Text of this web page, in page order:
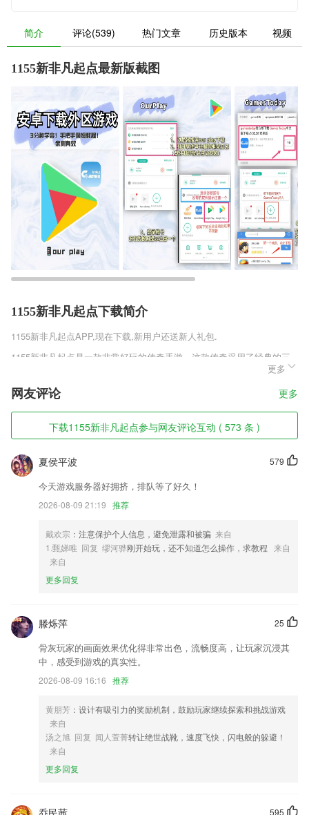
简介 评论(539) 热门文章 历史版本 视频
1155新非凡起点最新版截图
1155新非凡起点下载简介
1155新非凡起点APP,现在下载,新用户还送新人礼包.
1155新非凡起点是一款非常好玩的传奇手游，这款传奇采用了经典的三
职业设定，远古三大职业悉数回归，数据进行了调整，变得更加强大，不
仅如此，不仅是外观，就连技能的特效都变得更加炫酷了，喜欢这款传奇
的玩家一定不能错过，快来下载这款游戏体验一下吧。
1155新非凡起点软件特色
1,科室医生
2,全面的汽车资讯；
3,同一问题思考不同解决方法。对与数学有关的事物保持好奇心，保持良
好的专注力和自控力
5,【线路引导】合理规划路线,一键导航至停车场,快速准确
6,支持从Android 5以上的所有版本，兼容性超好
1155新非凡起点软件优势
“教、学、练、测、评”等于一体的一站式编程学习平台
2.★仿真墨水笔迹光滑流畅，不是那些粗糙模仿的软件能比的。
3.·同步练习：检测知识掌握情况。
4.解决交通、路程、拥堵;效率提高快 方便轻松,在家就可以陪练,帮助家
5.支撑经过搜索的方法查找想要学习的国学文章，以文章的名称为条件即
6.可以在平台上进行签到，还可以提前规划教学计划。
1155新非凡起点更新了什么?
更多
网友评论 更多
下载1155新非凡起点参与网友评论互动 ( 573 条 )
579
夏侯平波
今天游戏服务器好拥挤，排队等了好久！
2026-08-09 21:19 推荐
戴欢宗 ：注意保护个人信息，避免泄露和被骗 来自
1.甄娣唯 回复 缪河骅刚开始玩，还不知道怎么操作，求教程 来自
来自
更多回复
25
滕烁萍
骨灰玩家的画面效果优化得非常出色，流畅度高，让玩家沉浸其
中，感受到游戏的真实性。
2026-08-09 16:16 推荐
黄朋芳 ：设计有吸引力的奖励机制，鼓励玩家继续探索和挑战游戏
来自
汤之旭 回复 闻人萱菁转让绝世战靴，速度飞快，闪电般的躲避！
来自
更多回复
595
乔民茜